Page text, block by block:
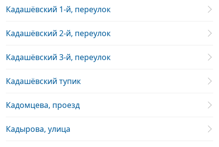
Кадашёвский 1-й, переулок
Кадашёвский 2-й, переулок
Кадашёвский 3-й, переулок
Кадашёвский тупик
Кадомцева, проезд
Кадырова, улица